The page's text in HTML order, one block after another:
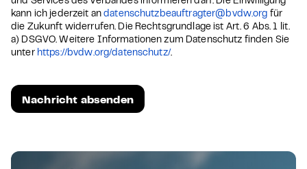
kann ich jederzeit andatenschutzbeauftragter@bvdw.org für
die Zukunft widerrufen. Die Rechtsgrundlage ist Art. 6 Abs. 1 lit.
a) DSGVO. Weitere Informationen zum Datenschutz finden Sie
unter https://bvdw.org/datenschutz/.